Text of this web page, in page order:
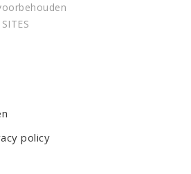
policy